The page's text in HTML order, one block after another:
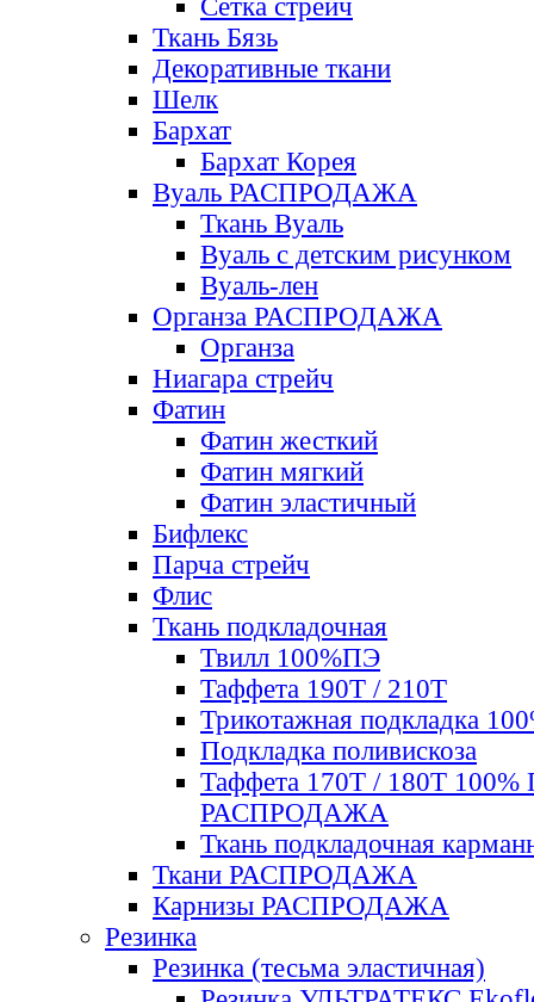
Сетка стрейч
Ткань Бязь
Декоративные ткани
Шелк
Бархат
Бархат Корея
Вуаль РАСПРОДАЖА
Ткань Вуаль
Вуаль с детским рисунком
Вуаль-лен
Органза РАСПРОДАЖА
Органза
Ниагара стрейч
Фатин
Фатин жесткий
Фатин мягкий
Фатин элаcтичный
Бифлекс
Парча стрейч
Флис
Ткань подкладочная
Твилл 100%ПЭ
Таффета 190Т / 210Т
Трикотажная подкладка
Подкладка поливискоза
Таффета 170Т / 180Т 100%
РАСПРОДАЖА
Ткань подкладочная
Ткани РАСПРОДАЖА
Карнизы РАСПРОДАЖА
Резинка
Резинка (тесьма эластичная)